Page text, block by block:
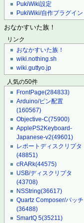
PukiWiki設定
PukiWiki/自作プラグイン
おなかすいた族！
リンク
おなかすいた族！
wiki.nothing.sh
wiki.guttyo.jp
人気の50件
FrontPage(284833)
Arduino/ピン配置
(160567)
Objective-C(75900)
ApplePS2Keyboard-
Japanese-v2(49601)
レポートディスクリプタ
(48851)
cRARk(44575)
USB/ディスクリプタ
(43708)
NSString(36617)
Quartz Composer/パッチ
(36488)
SmartQ 5(35211)